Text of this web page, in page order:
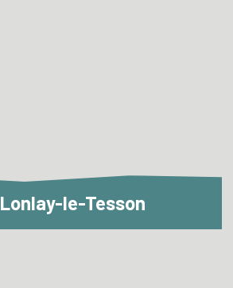
Lonlay-le-Tesson